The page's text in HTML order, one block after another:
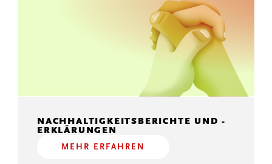
NACHHALTIGKEITSBERICHTE UND -
ERKLÄRUNGEN
MEHR ERFAHREN